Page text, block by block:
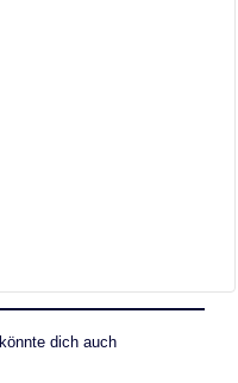
könnte dich auch